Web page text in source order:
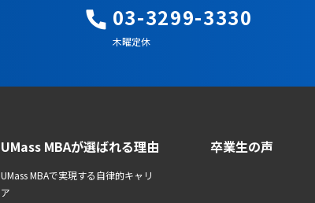
03-3299-3330
木曜定休
UMass MBAが選ばれる理由
UMass MBAで実現する自律的キャリ
ア
卒業生の声